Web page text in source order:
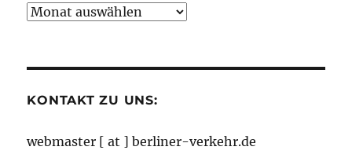
Neuigkeiten
KONTAKT ZU UNS:
webmaster [ at ] berliner-verkehr.de